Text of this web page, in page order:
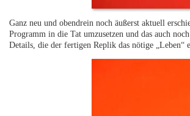
Ganz neu und obendrein noch äußerst aktuell
Programm in die Tat umzusetzen und das auch
Details, die der fertigen Replik das nötige „Leben“